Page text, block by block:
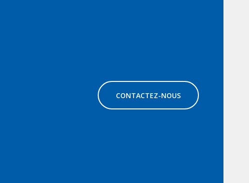
CONTACTEZ-NOUS